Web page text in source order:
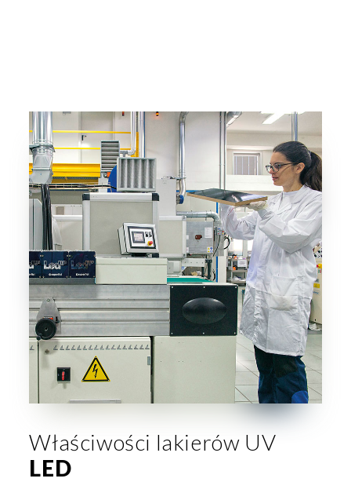
Właściwości lakierów UV
LED